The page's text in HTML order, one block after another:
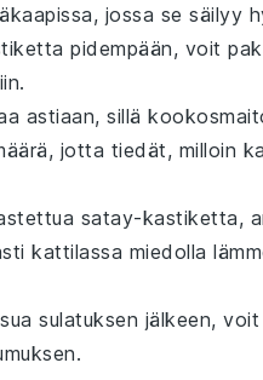
jossa se säilyy
pidempään, voit
astiaan, sillä
jotta tiedät, milloin
satay-kastiketta,
kattilassa miedolla
sulatuksen jälkeen,